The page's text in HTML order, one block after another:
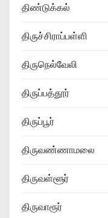
திண்டுக்கல்
திருச்சிராப்பள்ளி
திருநெல்வேலி
திருப்பத்தூர்
திருப்பூர்
திருவண்ணாமலை
திருவள்ளூர்
திருவாரூர்